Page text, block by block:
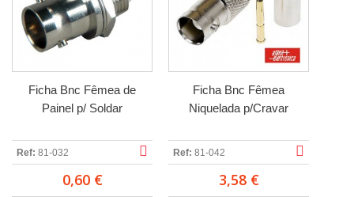
Ficha Bnc Fêmea de
Painel p/ Soldar
Ref: 81-032
0,60 €
Ficha Bnc Fêmea
Niquelada p/Cravar
Ref: 81-042
3,58 €